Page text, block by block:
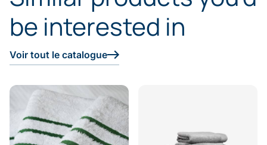
be interested in
Voir tout le catalogue